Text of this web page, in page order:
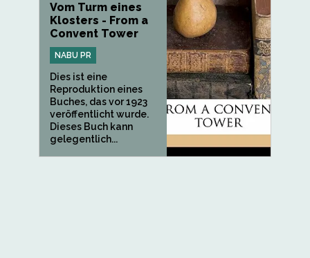
Vom Turm eines
Klosters - From a
Convent Tower
NABU PR
Dies ist eine
Reproduktion eines
Buches, das vor 1923
veröffentlicht wurde.
Dieses Buch kann
gelegentlich...